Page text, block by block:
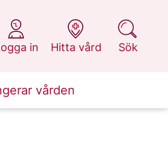
in
1177.se
Hitta vård
på 1177.se
Sök
på 1177.se
vården